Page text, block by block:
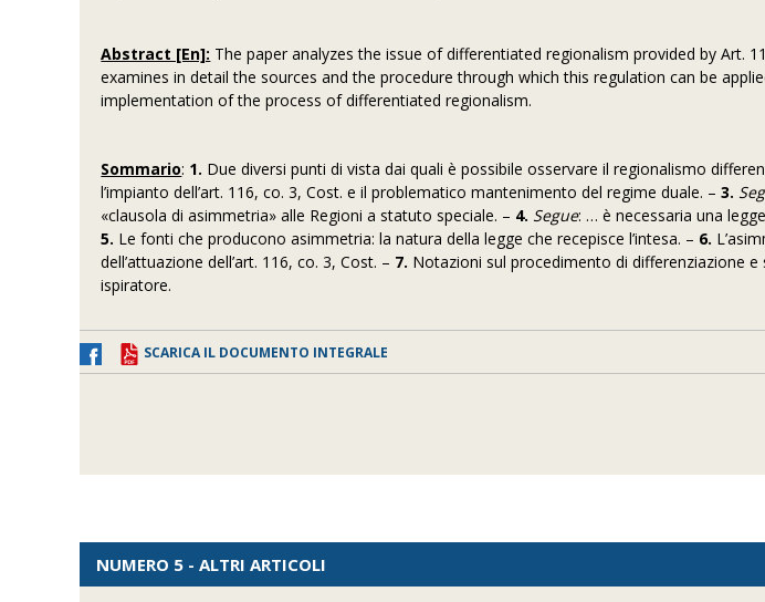
Abstract [En]: The paper analyzes the issue of differentiated regionalism provided by Art.
examines in detail the sources and the procedure through which this regulation can be
implementation of the process of differentiated regionalism.
Sommario: 1. Due diversi punti di vista dai quali è possibile osservare il regionalismo
l’impianto dell’art. 116, co. 3, Cost. e il problematico mantenimento del regime duale. –3.
«clausola di asimmetria» alle Regioni a statuto speciale. – 4. Segue: … è necessaria una
5. Le fonti che producono asimmetria: la natura della legge che recepisce l’intesa. – 6.
dell’attuazione dell’art. 116, co. 3, Cost. – 7. Notazioni sul procedimento di differenziazione
ispiratore.
SCARICA IL DOCUMENTO INTEGRALE
NUMERO 5 - ALTRI ARTICOLI